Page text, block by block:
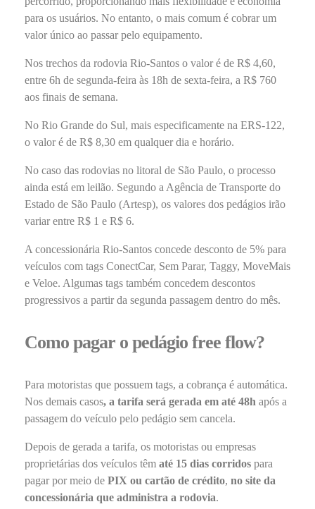
para os usuários. No entanto, o mais comum é cobrar um
valor único ao passar pelo equipamento.
Nos trechos da rodovia Rio-Santos o valor é de R$ 4,60,
entre 6h de segunda-feira às 18h de sexta-feira, a R$ 760
aos finais de semana.
No Rio Grande do Sul, mais especificamente na ERS-122,
o valor é de R$ 8,30 em qualquer dia e horário.
No caso das rodovias no litoral de São Paulo, o processo
ainda está em leilão. Segundo a Agência de Transporte do
Estado de São Paulo (Artesp), os valores dos pedágios irão
variar entre R$ 1 e R$ 6.
A concessionária Rio-Santos concede desconto de 5% para
veículos com tags ConectCar, Sem Parar, Taggy, MoveMais
e Veloe. Algumas tags também concedem descontos
progressivos a partir da segunda passagem dentro do mês.
Como pagar o pedágio free flow?
Para motoristas que possuem tags, a cobrança é automática.
Nos demais casos, a tarifa será gerada em até 48h após a
passagem do veículo pelo pedágio sem cancela.
Depois de gerada a tarifa, os motoristas ou empresas
proprietárias dos veículos têm até 15 dias corridos para
pagar por meio de PIX ou cartão de crédito, no site da
concessionária que administra a rodovia.